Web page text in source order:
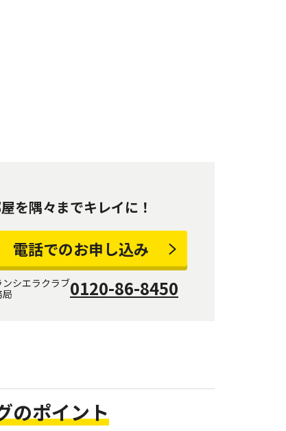
を隅々までキレイに！
電話でのお申し込み
ンシエラクラブ0120-86-8450
のポイント